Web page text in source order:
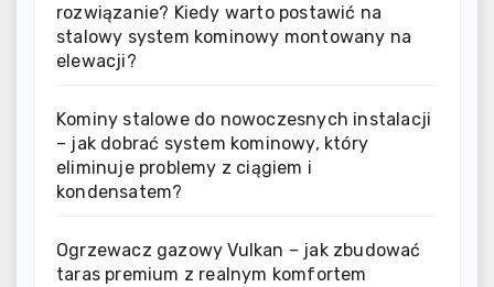
rozwiązanie? Kiedy warto postawić na
stalowy system kominowy montowany na
elewacji?
Kominy stalowe do nowoczesnych instalacji
– jak dobrać system kominowy, który
eliminuje problemy z ciągiem i
kondensatem?
Ogrzewacz gazowy Vulkan – jak zbudować
taras premium z realnym komfortem